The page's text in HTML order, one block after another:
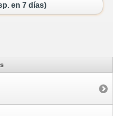
en 7 días)